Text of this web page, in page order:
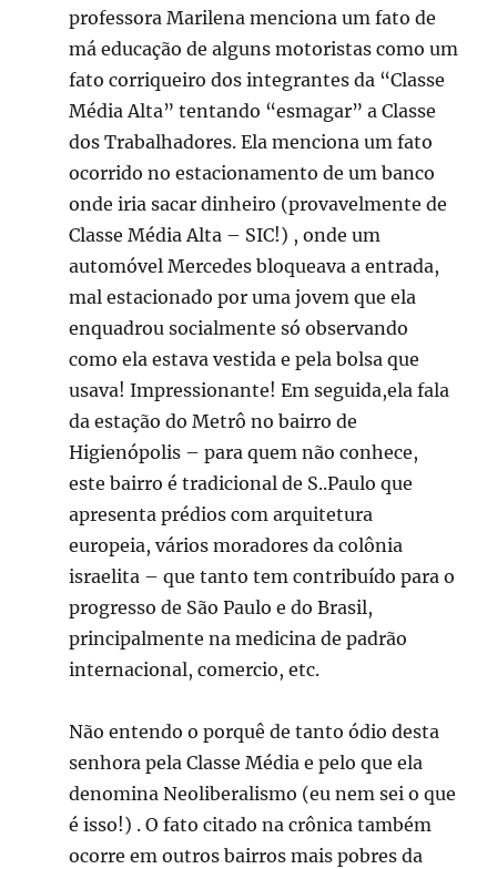
professora Marilena menciona um fato de
má educação de alguns motoristas como um
fato corriqueiro dos integrantes da “Classe
Média Alta” tentando “esmagar” a Classe
dos Trabalhadores. Ela menciona um fato
ocorrido no estacionamento de um banco
onde iria sacar dinheiro (provavelmente de
Classe Média Alta – SIC!) , onde um
automóvel Mercedes bloqueava a entrada,
mal estacionado por uma jovem que ela
enquadrou socialmente só observando
como ela estava vestida e pela bolsa que
usava! Impressionante! Em seguida,ela fala
da estação do Metrô no bairro de
Higienópolis – para quem não conhece,
este bairro é tradicional de S..Paulo que
apresenta prédios com arquitetura
europeia, vários moradores da colônia
israelita – que tanto tem contribuído para o
progresso de São Paulo e do Brasil,
principalmente na medicina de padrão
internacional, comercio, etc.
Não entendo o porquê de tanto ódio desta
senhora pela Classe Média e pelo que ela
denomina Neoliberalismo (eu nem sei o que
é isso!) . O fato citado na crônica também
ocorre em outros bairros mais pobres da